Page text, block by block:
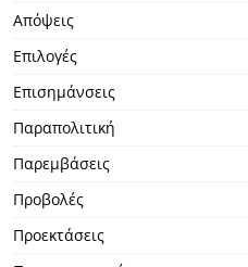
Απόψεις
Επιλογές
Επισημάνσεις
Παραπολιτική
Παρεμβάσεις
Προβολές
Προεκτάσεις